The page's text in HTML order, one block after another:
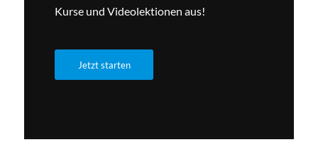
Kurse und Videolektionen aus!
Jetzt starten